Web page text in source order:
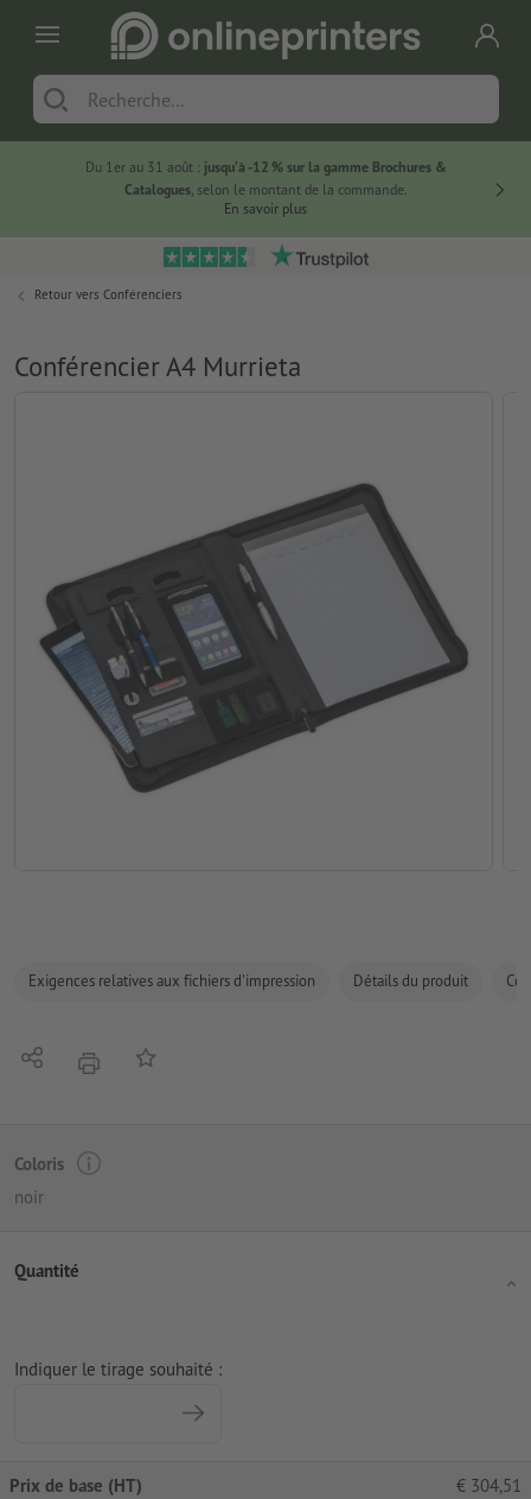
Du 1er au 31 août : jusqu’à -12 % sur la gamme Brochures &
Catalogues, selon le montant de la commande.
En savoir plus
Retour vers Conférenciers
Conférencier A4 Murrieta
Exigences relatives aux fichiers d'impression Détails du produit
PartagerimprimerAjouter à liste d'article
Coloris
noir
Quantité
Indiquer le tirage souhaité :
Prix de base (HT) € 304,51